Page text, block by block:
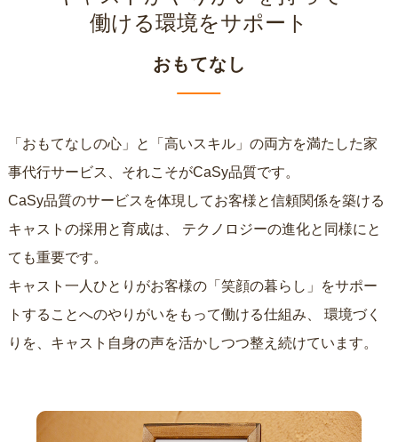
働ける環境をサポート
おもてなし
「おもてなしの心」と「高いスキル」の両方を満たした家
事代行サービス、それこそがCaSy品質です。
CaSy品質のサービスを体現してお客様と信頼関係を築ける
キャストの採用と育成は、
ても重要です。
キャスト一人ひとりがお客様の「笑顔の暮らし」をサポー
トすることへのやりがいをもって働ける仕組み、
りを、キャスト自身の声を活かしつつ整え続けています。